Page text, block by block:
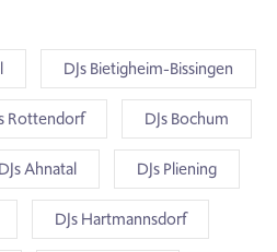
DJs Bietigheim-Bissingen
Rottendorf DJs Bochum
DJs Ahnatal DJs Pliening
DJs Hartmannsdorf